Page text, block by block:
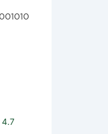
4.7